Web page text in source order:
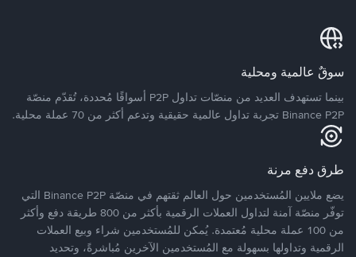
سوقٌ عالمية ومحلية
بينما تستهدف العديد من منصّات تداول P2P أسواقًا مُحددة، تُقدّم منصّة
Binance P2P تجربة تداول عالمية حقيقية وتدعم أكثر من 70 عملة محلية.
طرق دفع مرنة
يضع ملايين المُستخدمين حول العالم ثقتهم في منصّة Binance P2P التي
توفّر منصّة آمنة لتداول العملات الرقمية بأكثر من 800 طريقة دفع وأكثر
من 100 عملة محلية مُعتمدة. يُمكن للمُستخدمين شراء وبيع العملات
الرقمية وتداولها بسهولة مع المُستخدمين الآخرين مُباشرةً، وتحديد